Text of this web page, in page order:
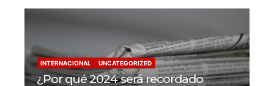
INTERNACIONAL UNCATEGORIZED
¿Por qué 2024 será recordado